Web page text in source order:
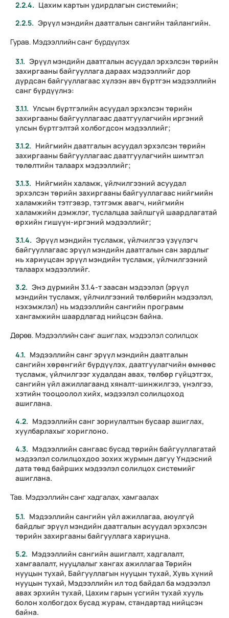
Цахим картын удирдлагын системийн;
Эрүүл мэндийн даатгалын сангийн тайлангийн.
Гурав. Мэдээллийн санг бүрдүүлэх
Эрүүл мэндийн даатгалын асуудал эрхэлсэн төрийн
захиргааны байгууллага дараах мэдээллийг дор
дурдсан байгууллагаас хүлээн авч бүртгэн мэдээллийн
санг бүрдүүлнэ:
Улсын бүртгэлийн асуудал эрхэлсэн төрийн
захиргааны байгууллагаас даатгуулагчийн иргэний
улсын бүртгэлтэй холбогдсон мэдээллийг;
Нийгмийн даатгалын асуудал эрхэлсэн төрийн
захиргааны байгууллагаас даатгуулагчийн шимтгэл
төлөлтийн талаарх мэдээллийг;
Нийгмийн халамж, үйлчилгээний асуудал
эрхэлсэн төрийн захиргааны байгууллагаас нийгмийн
халамжийн тэтгэвэр, тэтгэмж авагч, нийгмийн
халамжийн дэмжлэг, туслалцаа зайлшгүй шаардлагатай
өрхийн гишүүн-иргэний мэдээллийг;
Эрүүл мэндийн тусламж, үйлчилгээ үзүүлэгч
байгууллагаас эрүүл мэндийн даатгалын сан зардлыг
нь хариуцсан эрүүл мэндийн тусламж, үйлчилгээний
талаарх мэдээллийг.
Энэ дүрмийн 3.1.4-т заасан мэдээлэл (эрүүл
мэндийн тусламж, үйлчилгээний төлбөрийн мэдээлэл,
нэхэмжлэл) нь мэдээллийн сангийн программ
хангамжийн шаардлагад нийцсэн байна.
Дөрөв. Мэдээллийн санг ашиглах, мэдээлэл солилцох
Мэдээллийн санг эрүүл мэндийн даатгалын
сангийн хөрөнгийг бүрдүүлэх, даатгуулагчийн өмнөөс
тусламж, үйлчилгээг худалдан авах, төлбөр гүйцэтгэх,
сангийн үйл ажиллагаанд хяналт-шинжилгээ, үнэлгээ,
хэтийн тооцоолол хийх, мэдээлэл солилцоход
ашиглана.
Мэдээллийн санг зориулалтын бусаар ашиглах,
хуулбарлахыг хориглоно.
Мэдээллийн сангаас бусад төрийн байгууллагатай
мэдээлэл солилцохдоо зохих журмын дагуу Үндэсний
дата төвд байрших мэдээлэл солилцох системийг
ашиглана.
Тав. Мэдээллийн санг хадгалах, хамгаалах
Мэдээллийн сангийн үйл ажиллагаа, аюулгүй
байдлыг эрүүл мэндийн даатгалын асуудал эрхэлсэн
төрийн захиргааны байгууллага хариуцна.
Мэдээллийн сангийн ашиглалт, хадгалалт,
хамгаалалт, нууцлалыг хангах ажиллагаа Төрийн
нууцын тухай, Байгууллагын нууцын тухай, Хувь хүний
нууцын тухай, Мэдээллийн ил тод байдал ба мэдээлэл
авах эрхийн тухай, Цахим гарын үсгийн тухай хууль
болон холбогдох бусад журам, стандартад нийцсэн
байна.